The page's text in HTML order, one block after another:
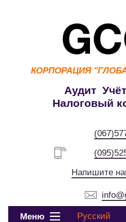
КОРПОРАЦИЯ
Аудит
Налоговый
Напишите
Меню Русский